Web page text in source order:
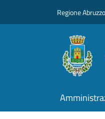
Regione Abruzzo